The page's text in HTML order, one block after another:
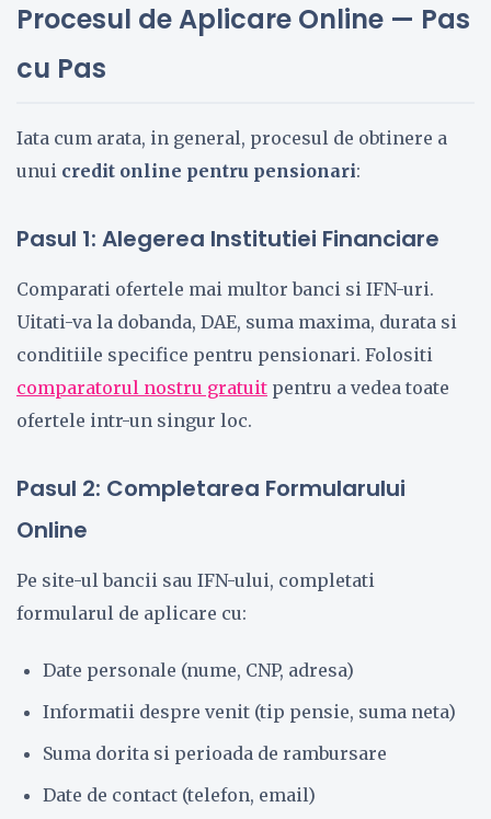
Procesul de Aplicare Online — Pas
cu Pas
Iata cum arata, in general, procesul de obtinere a
unui credit online pentru pensionari:
Pasul 1: Alegerea Institutiei Financiare
Comparati ofertele mai multor banci si IFN-uri.
Uitati-va la dobanda, DAE, suma maxima, durata si
conditiile specifice pentru pensionari. Folositi
comparatorul nostru gratuit pentru a vedea toate
ofertele intr-un singur loc.
Pasul 2: Completarea Formularului
Online
Pe site-ul bancii sau IFN-ului, completati
formularul de aplicare cu:
Date personale (nume, CNP, adresa)
Informatii despre venit (tip pensie, suma neta)
Suma dorita si perioada de rambursare
Date de contact (telefon, email)